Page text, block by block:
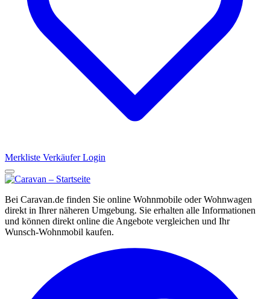
Merkliste Verkäufer Login
Bei Caravan.de finden Sie online Wohnmobile oder Wohnwagen
direkt in Ihrer näheren Umgebung. Sie erhalten alle Informationen
und können direkt online die Angebote vergleichen und Ihr
Wunsch-Wohnmobil kaufen.